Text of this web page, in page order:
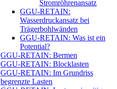
Stromröhrenansatz
GGU-RETAIN:
Wasserdruckansatz bei
Trägerbohlwänden
GGU-RETAIN: Was ist ein
Potential?
GGU-RETAIN: Bermen
GGU-RETAIN: Blocklasten
GGU-RETAIN: Im Grundriss
begrenzte Lasten